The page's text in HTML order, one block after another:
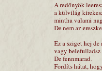
A redőnyök
a külvilág
mintha valami
De nem az
Ez a sziget hej
vagy belefulladsz
De fennmarad.
Fordíts hátat,